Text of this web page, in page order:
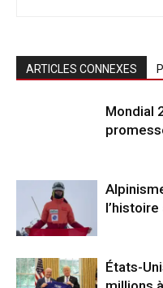
ARTICLES CONNEXES
Mondial
l’histoire
États-